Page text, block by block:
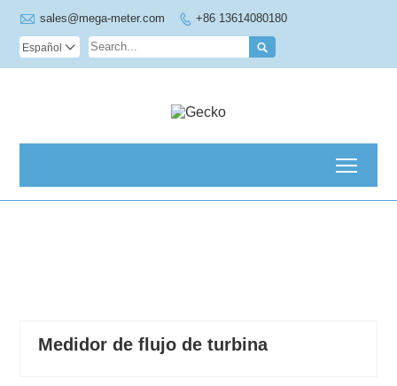
 sales@mega-meter.com  +86 13614080180

Español 
Medidor de flujo de turbina